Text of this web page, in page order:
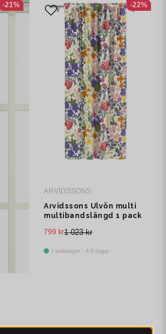
-21%
ARVIDSSONS
Arvidssons Ulvön multi
multibandslängd 1 pack
1 023 kr
799 kr
I webblager - 4-8 dagar
-22%